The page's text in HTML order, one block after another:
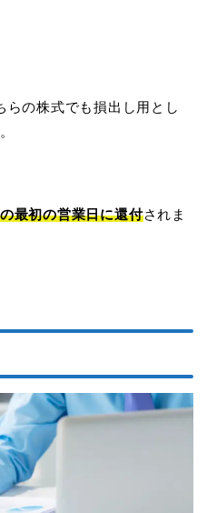
らの株式でも損出し用とし
最初の営業日に還付されま